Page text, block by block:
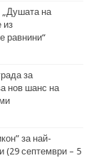
на
из
равнини“
за
нов шанс на
за най-
(29 септември – 5